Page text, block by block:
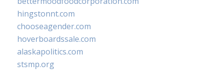
hingstonnt.com
chooseagender.com
hoverboardssale.com
alaskapolitics.com
stsmp.org